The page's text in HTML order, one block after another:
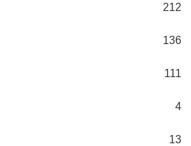
212
136
111
4
13